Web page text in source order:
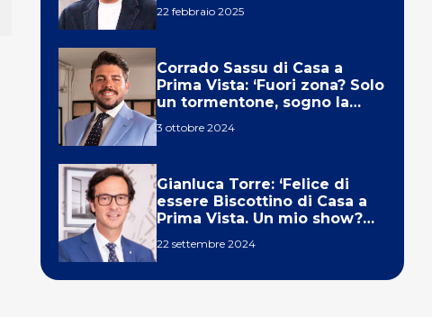
22 febbraio 2025
Corrado Sassu di Casa a
Prima Vista: ‘Fuori zona? Solo
un tormentone, sogno la
3 ottobre 2024
Gianluca Torre: ‘Felice di
essere Biscottino di Casa a
Prima Vista. Un mio show?
22 settembre 2024